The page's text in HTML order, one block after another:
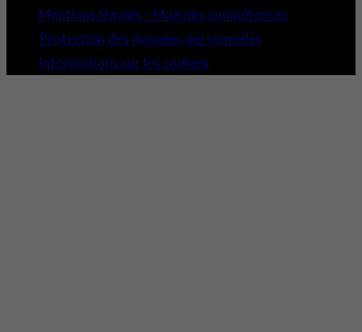
Mentions légales – Mag des compétences
Protection des données personnelles
Informations sur les cookies